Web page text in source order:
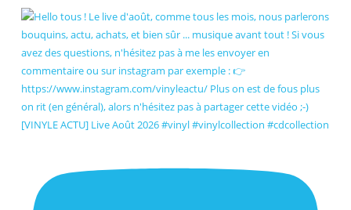
[VINYLE ACTU] Live Août 2026 #vinyl #vinylcollection #cdcollection